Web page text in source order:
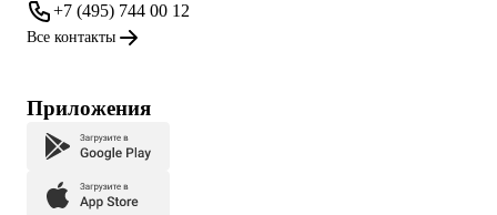
+7 (495) 744 00 12
Все контакты
Приложения